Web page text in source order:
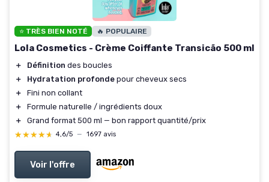
⭐ TRÈS BIEN NOTÉ 🔥 POPULAIRE
Lola Cosmetics - Crème Coiffante Transicão 500 ml
＋ Définition des boucles
＋
Hydratation profonde pour cheveux secs
＋
Fini non collant
＋
Formule naturelle / ingrédients doux
＋
Grand format 500 ml — bon rapport quantité/prix
★★★★★
★★★★★ 4,6/5 — 1697 avis
Voir l'offre